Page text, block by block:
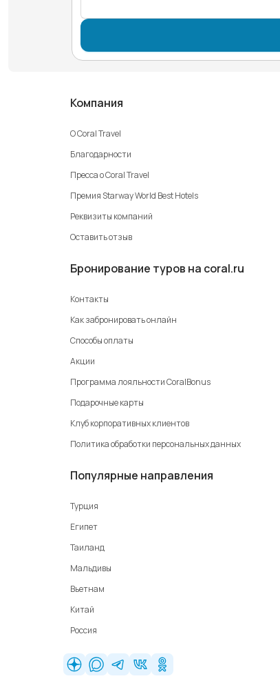
Компания
О Coral Travel
Благодарности
Пресса о Coral Travel
Премия Starway World Best Hotels
Реквизиты компаний
Оставить отзыв
Бронирование туров на coral.ru
Контакты
Как забронировать онлайн
Способы оплаты
Акции
Программа лояльности CoralBonus
Подарочные карты
Клуб корпоративных клиентов
Политика обработки персональных данных
Популярные направления
Турция
Египет
Таиланд
Мальдивы
Вьетнам
Китай
Россия